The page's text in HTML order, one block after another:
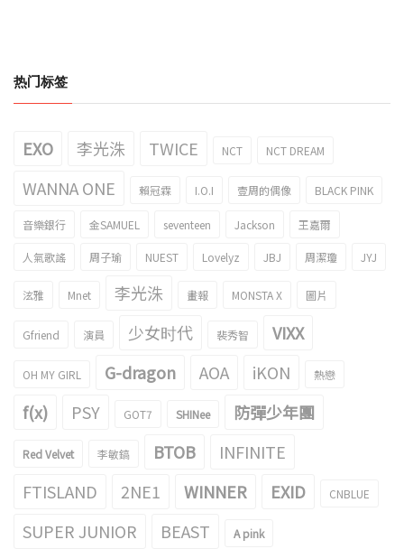
热门标签
EXO 李光洙 TWICE NCT NCT DREAM
WANNA ONE 賴冠霖 I.O.I 壹周的偶像 BLACK PINK
音樂銀行 金SAMUEL seventeen Jackson 王嘉爾
人氣歌謠 周子瑜 NUEST Lovelyz JBJ 周潔瓊 JYJ
泫雅 Mnet 李光洙 畫報 MONSTA X 圖片
Gfriend 演員 少女时代 裴秀智 VIXX
OH MY GIRL G-dragon AOA iKON 熱戀
f(x) PSY GOT7 SHINee 防彈少年團
Red Velvet 李敏鎬 BTOB
INFINITE
FTISLAND
2NE1 WINNER EXID CNBLUE
SUPER JUNIOR BEAST A pink